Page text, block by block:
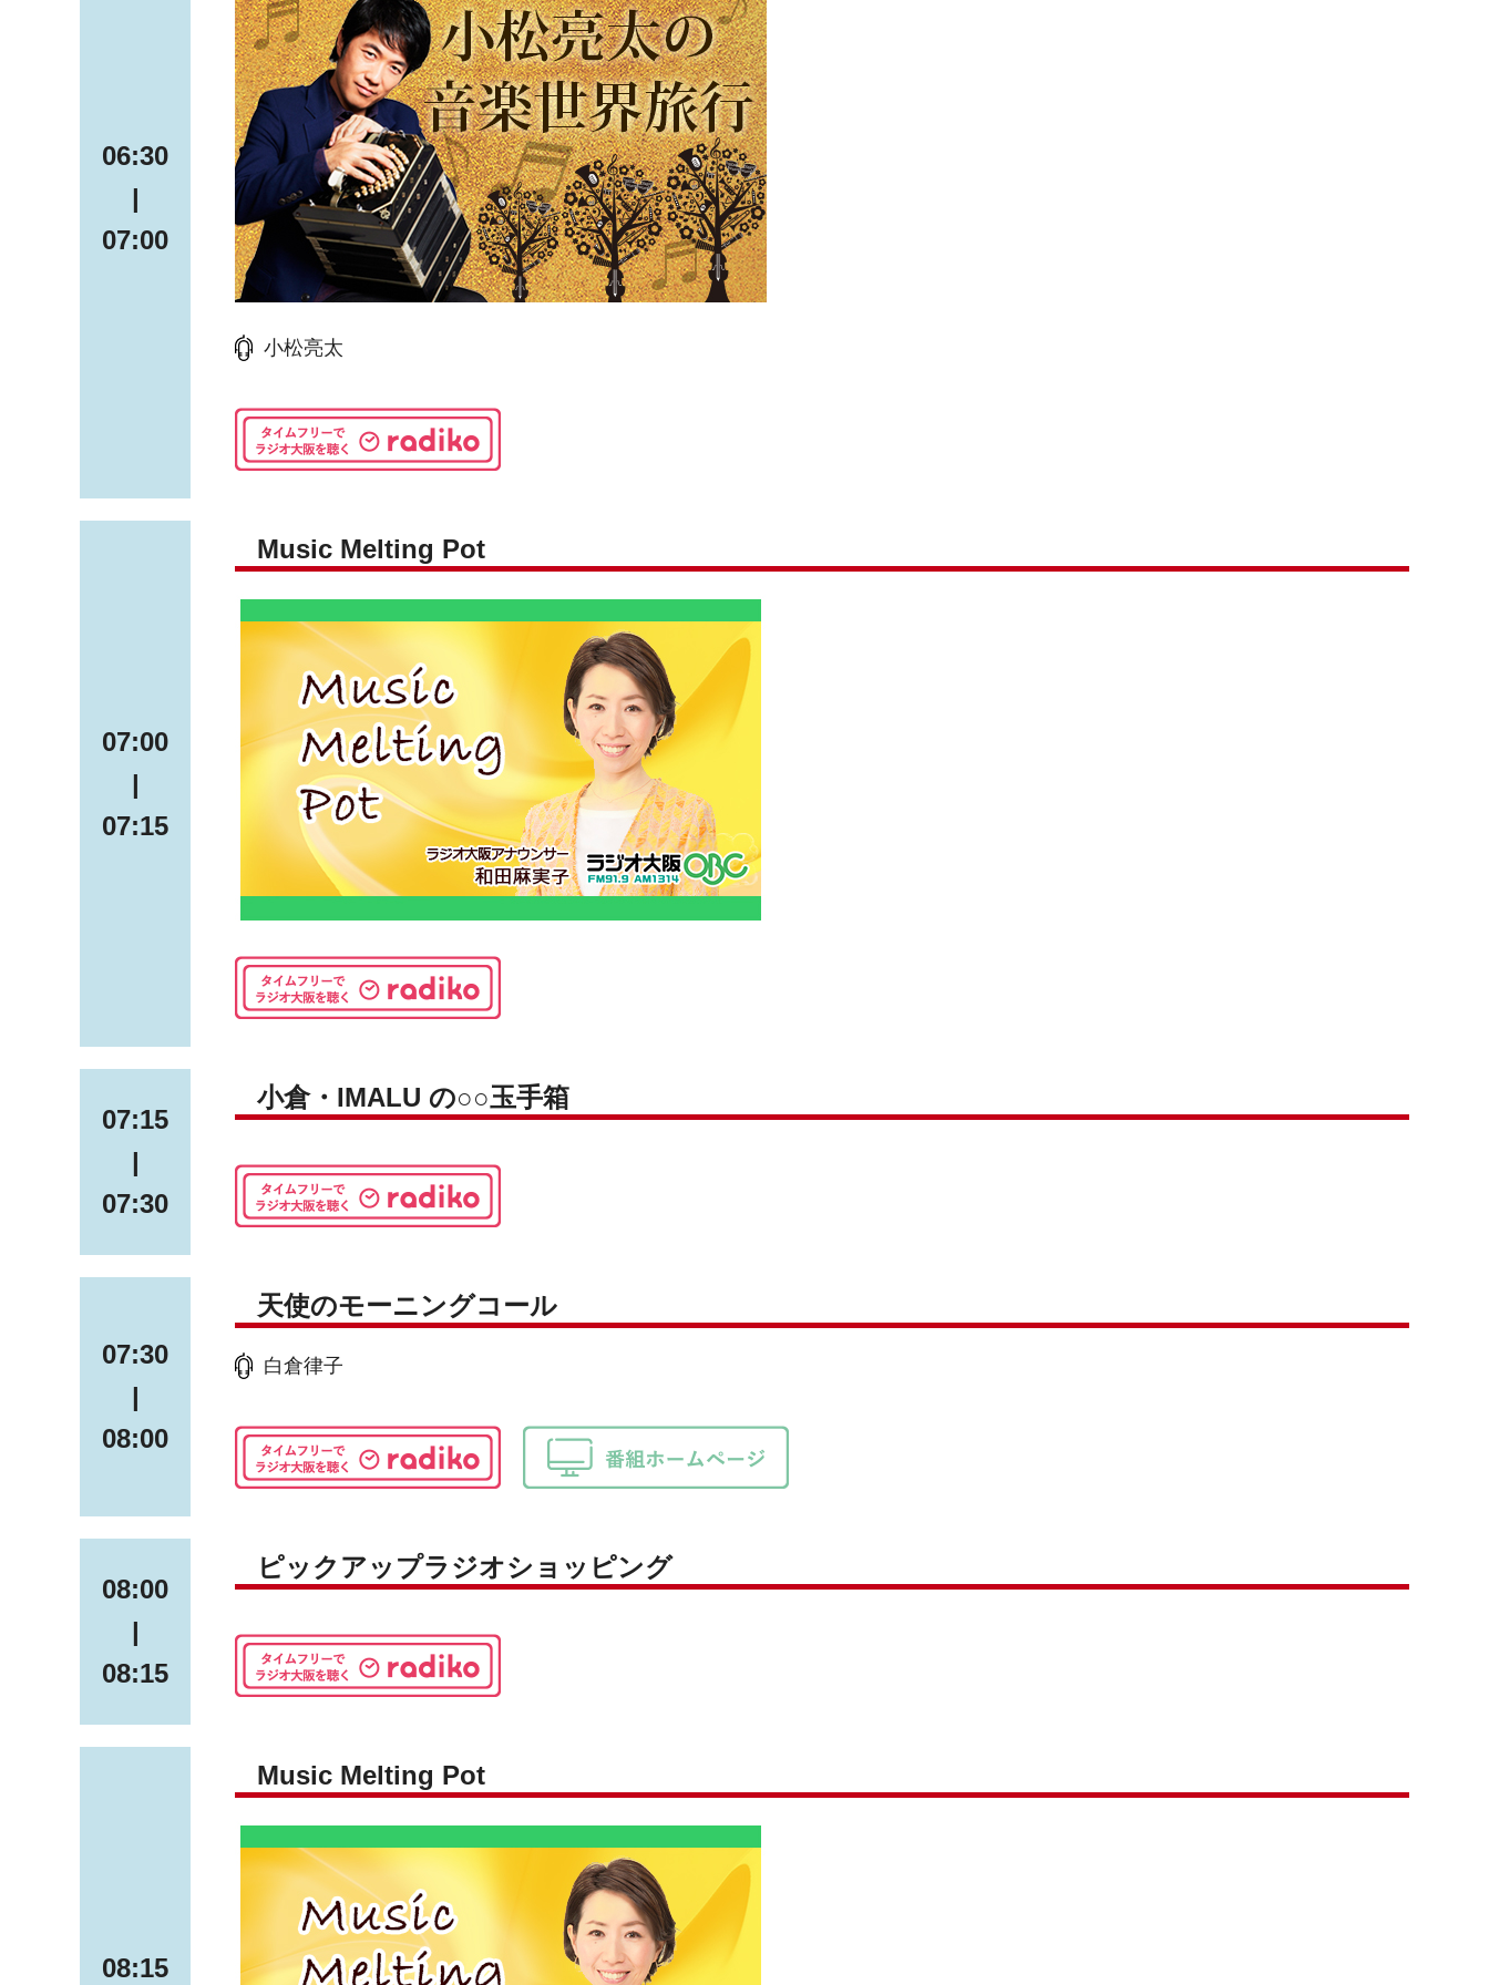
06:30
|
07:00
小松亮太
07:00
|
07:15
Music Melting Pot
07:15
|
07:30
小倉・IMALU の○○玉手箱
07:30
|
08:00
天使のモーニングコール
白倉律子
08:00
|
08:15
ピックアップラジオショッピング
08:15
Music Melting Pot